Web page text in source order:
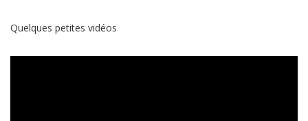
Quelques petites vidéos